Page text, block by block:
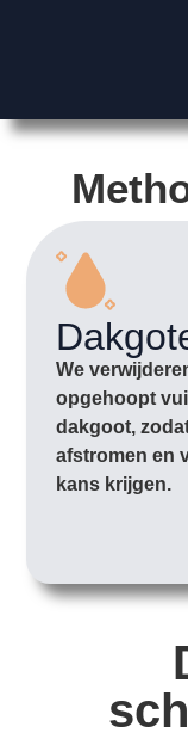
We
opgehoopt
dakgoot,
afstromen en
kans krijgen.